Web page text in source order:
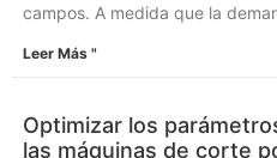
campos. A medida que la
Leer Más "
Optimizar los
las máquinas de corte